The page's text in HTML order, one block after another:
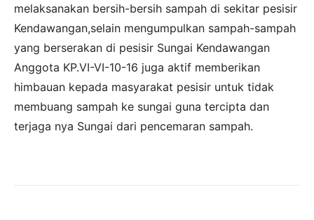
melaksanakan bersih-bersih sampah di sekitar pesisir
Kendawangan,selain mengumpulkan sampah-sampah
yang berserakan di pesisir Sungai Kendawangan
Anggota KP.VI-VI-10-16 juga aktif memberikan
himbauan kepada masyarakat pesisir untuk tidak
membuang sampah ke sungai guna tercipta dan
terjaga nya Sungai dari pencemaran sampah.